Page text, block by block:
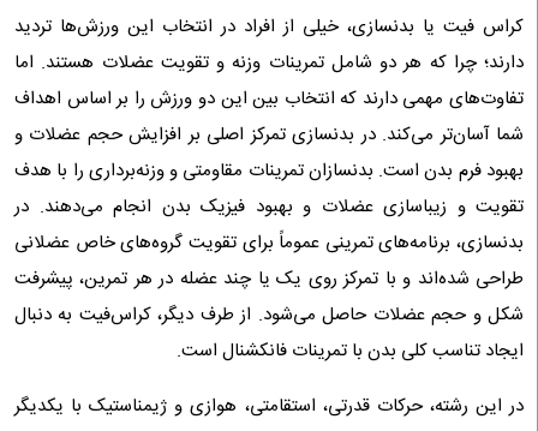
کراس فیت یا بدنسازی، خیلی از افراد در انتخاب این ورزش‌ها تردید
دارند؛ چرا که هر دو شامل تمرینات وزنه و تقویت عضلات هستند. اما
تفاوت‌های مهمی دارند که انتخاب بین این دو ورزش را بر اساس اهداف
شما آسان‌تر می‌کند. در بدنسازی تمرکز اصلی بر افزایش حجم عضلات و
بهبود فرم بدن است. بدنسازان تمرینات مقاومتی و وزنه‌برداری را با هدف
تقویت و زیباسازی عضلات و بهبود فیزیک بدن انجام می‌دهند. در
بدنسازی، برنامه‌های تمرینی عموماً برای تقویت گروه‌های خاص عضلانی
طراحی شده‌اند و با تمرکز روی یک یا چند عضله در هر تمرین، پیشرفت
شکل و حجم عضلات حاصل می‌شود. از طرف دیگر، کراس‌فیت به دنبال
ایجاد تناسب کلی بدن با تمرینات فانکشنال است.
در این رشته، حرکات قدرتی، استقامتی، هوازی و ژیمناستیک با یکدیگر